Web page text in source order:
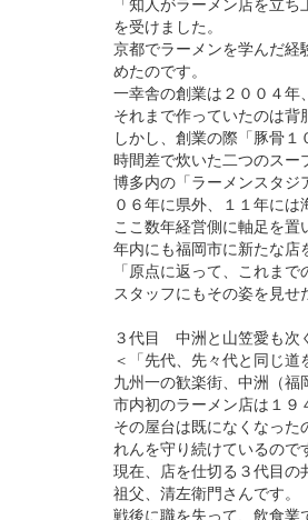
を受けました。
京都でラーメンを学んだ
めたのです。
一幸舎の創業は２００４年
それまで作っていたのは背
しかし、創業の際「豚骨１
時間差で炊いた二つのスー
博多内の「ラーメンスタジ
０６年に県外、１１年には
ここ数年経営側に軸足を置
年内にも福岡市に新たな店
「原点に返って、これま
スタッフにもその姿を見せ
３代目 中洲と山笠愛も次
＜「先代、先々代と同じ
九州一の歓楽街、中洲（福
市内初のラーメン店は１９
その屋台は既になくなっ
れんを守り続けているので
現在、店を仕切る３代目
祖父、清左衛門さんです。
戦後に職を失って、飲食業